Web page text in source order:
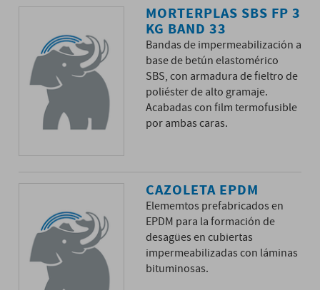
MORTERPLAS SBS FP 3
KG BAND 33
Bandas de impermeabilización a
base de betún elastomérico
SBS, con armadura de fieltro de
poliéster de alto gramaje.
Acabadas con film termofusible
por ambas caras.
CAZOLETA EPDM
Elememtos prefabricados en
EPDM para la formación de
desagües en cubiertas
impermeabilizadas con láminas
bituminosas.